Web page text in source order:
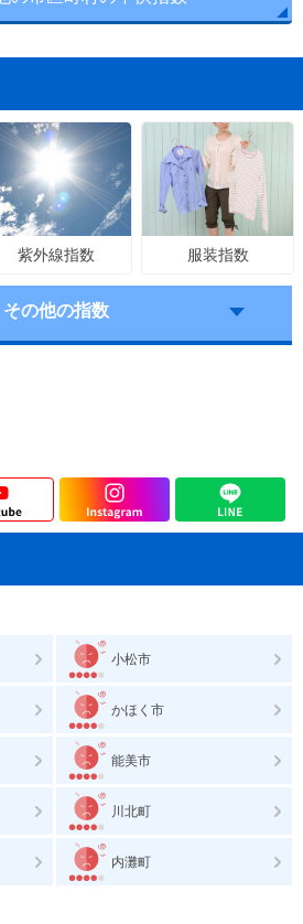
紫外線指数 服装指数
その他の指数
小松市
かほく市
能美市
川北町
内灘町